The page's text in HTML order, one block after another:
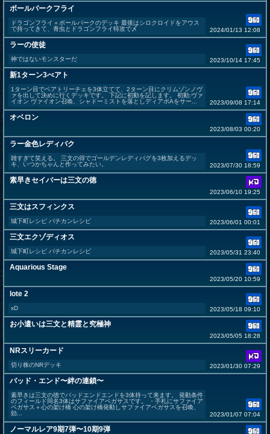
ボールパークフライ
ドラゴンフライ＋ボールパークのデッキ 最後はシロクロイドをアウス
で持ってきて、青虫とドラゴンフライ特攻で〆
2024/01/13 12:08
ラーの使徒
神ではないモンスターだ 2023/10/14 17:45
新1ターン3べアト
1ターン目でベアトリーチェを3体立てて、2ターン目にクリムゾンノヴ
ァを出して決めに行くデッキです。 下記に初動を記します。 初動:ヴァ
イオン ヴァイオン召喚、シャドーミストを落としディアボAをサー...
2023/09/08 17:14
オベロン
2023/08/03 00:20
ラー金色レディバク
雑すぎて笑える。 三文の得でゴールデンレディバグを3枚加えるデッ
キ、いつかちゃんと作ってみたい。
2023/07/30 18:59
素早きセイバーは三文の徳
2023/06/10 19:25
三文はスフィンクス
城下町レシピ バチカンレシピ 2023/06/01 00:01
三文エクゾディオス
城下町レシピ バチカンレシピ 2023/05/31 23:40
Aquarious Stage
2023/05/20 10:59
lote 2
xD 2023/05/18 09:10
お小遣いは三文と精霊と究極神
2023/05/05 18:28
NRスリーカード
切り株のNRデッキ 2023/01/30 07:29
バッド・エンド〜絆の連鎖〜
素早きは三文の徳でバッドエンドエンドを3体持って来ます。 発動条件
のフィールド同名3体はサファイアペガサスです。 ・手札にサファイア
ペガサス＋心の架け橋 心の架け橋発動しサファイアペガサスを召喚、
効...
2023/01/07 07:04
ノーマルレア9期7弾〜10期9弾